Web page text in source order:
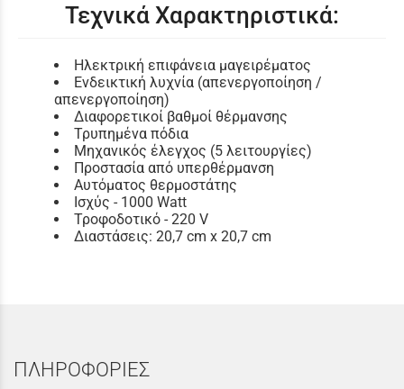
Τεχνικά Χαρακτηριστικά:
Ηλεκτρική επιφάνεια μαγειρέματος
Ενδεικτική λυχνία (απενεργοποίηση /
απενεργοποίηση)
Διαφορετικοί βαθμοί θέρμανσης
Τρυπημένα πόδια
Μηχανικός έλεγχος (5 λειτουργίες)
Προστασία από υπερθέρμανση
Αυτόματος θερμοστάτης
Ισχύς - 1000 Watt
Τροφοδοτικό - 220 V
Διαστάσεις: 20,7 cm x 20,7 cm
ΠΛΗΡΟΦΟΡΙΕΣ